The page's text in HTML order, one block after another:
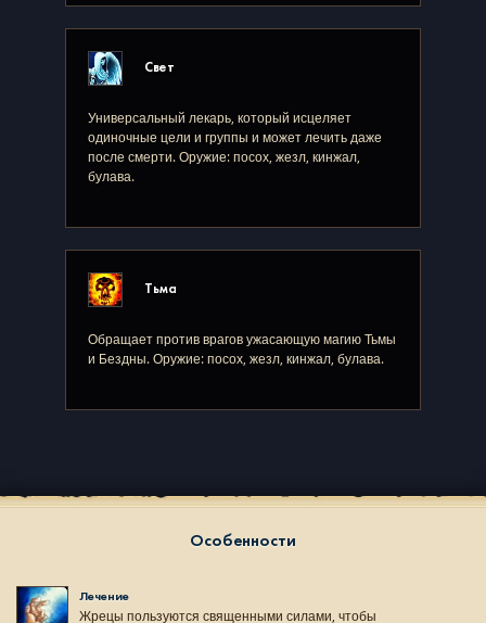
Свет
Универсальный лекарь, который исцеляет
одиночные цели и группы и может лечить даже
после смерти. Оружие: посох, жезл, кинжал,
булава.
Тьма
Обращает против врагов ужасающую магию Тьмы
и Бездны. Оружие: посох, жезл, кинжал, булава.
Особенности
Лечение
Жрецы пользуются священными силами, чтобы